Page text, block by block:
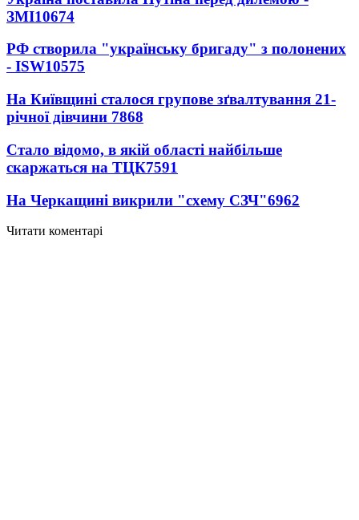
ЗМІ10674
РФ створила "українську бригаду" з полонених
- ISW10575
На Київщині сталося групове зґвалтування 21-
річної дівчини 7868
Стало відомо, в якій області найбільше
скаржаться на ТЦК7591
На Черкащині викрили "схему СЗЧ"6962
Читати коментарі